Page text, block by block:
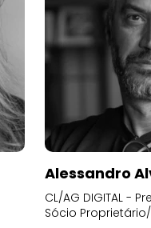
Alessandro
CL/AG DIGITAL -
Sócio